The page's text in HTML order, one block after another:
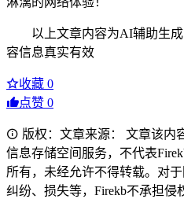
以上文章内容为AI辅助生
容信息真实有效
收藏 0
点赞 0
版权：文章来源： 文章该内
信息存储空间服务，不代表
所有，未经允许不得转载。对
纠纷、损失等，Firekb不承担